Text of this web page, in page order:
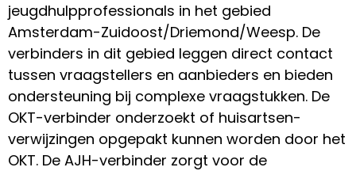
jeugdhulpprofessionals in het gebied
Amsterdam-Zuidoost/Driemond/Weesp. De
verbinders in dit gebied leggen direct contact
tussen vraagstellers en aanbieders en bieden
ondersteuning bij complexe vraagstukken. De
OKT-verbinder onderzoekt of huisartsen-
verwijzingen opgepakt kunnen worden door het
OKT. De AJH-verbinder zorgt voor de